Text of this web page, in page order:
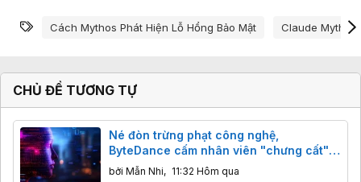
Từ khóa
Cách Mythos Phát Hiện Lỗ Hổng Bảo Mật Claude Mythos
CHỦ ĐỀ TƯƠNG TỰ
Né đòn trừng phạt công nghệ,
ByteDance cấm nhân viên "chưng cất"
mô hình AI Mỹ
bởi Mẫn Nhi, 11:32 Hôm qua